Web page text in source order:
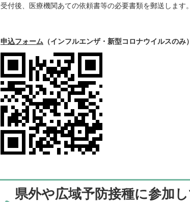
受付後、医療機関あての依頼書等の必要書類を郵送します。
申込フォーム （インフルエンザ・新型コロナウイルスのみ）
県外や広域予防接種に参加